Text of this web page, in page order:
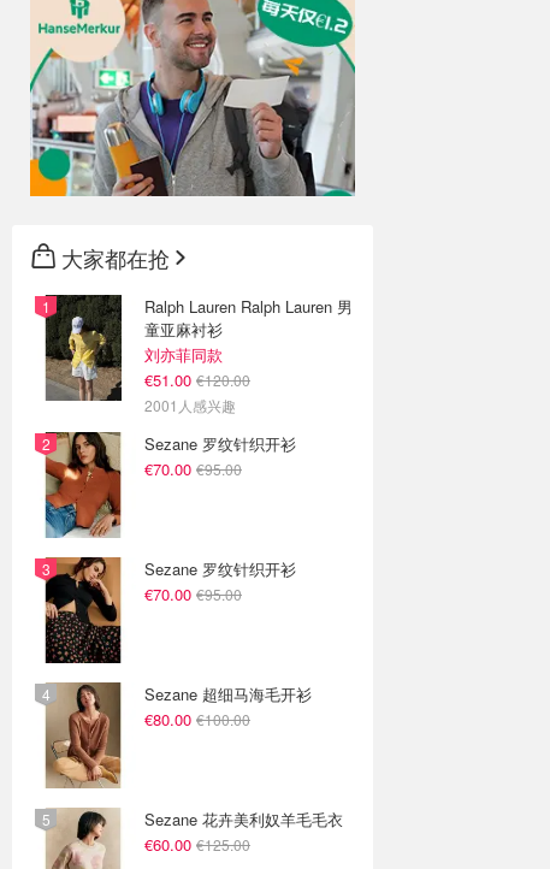
大家都在抢
Ralph Lauren Ralph Lauren 男
童亚麻衬衫
刘亦菲同款
€51.00 €120.00
2001人感兴趣
Sezane 罗纹针织开衫
€70.00 €95.00
Sezane 罗纹针织开衫
€70.00 €95.00
Sezane 超细马海毛开衫
€80.00 €100.00
Sezane 花卉美利奴羊毛毛衣
€60.00 €125.00